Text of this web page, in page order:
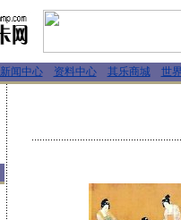
新闻中心 资料中心 其乐商城 世